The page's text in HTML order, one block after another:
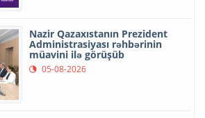
Nazir Qazaxıstanın Prezident
Administrasiyası rəhbərinin
müavini ilə görüşüb
05-08-2026